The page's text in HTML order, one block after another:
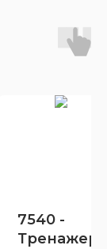
7540 -
Тренажер